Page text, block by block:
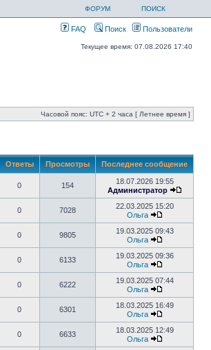
ФОРУМ ПОИСК
FAQ Поиск Пользователи
Текущее время: 07.08.2026 17:40
Часовой пояс: UTC + 2 часа [ Летнее время ]
Ответы Просмотры Последнее сообщение
0 154
18.07.2026 19:55
Администратор
0 7028
22.03.2025 15:20
Ольга
0 9805
19.03.2025 09:43
Ольга
0 6133
19.03.2025 09:36
Ольга
0 6222
19.03.2025 07:44
Ольга
0 6301
18.03.2025 16:49
Ольга
0 6633
18.03.2025 12:49
Ольга